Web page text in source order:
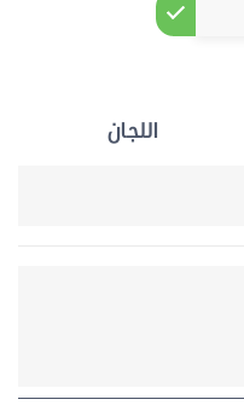
اللجان